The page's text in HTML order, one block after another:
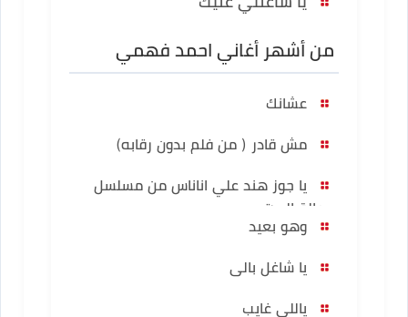
من أشهر أغاني احمد فهمي
عشانك
مش قادر ( من فلم بدون رقابه)
يا جوز هند علي اناناس من مسلسل
رجالة البيت
وهو بعيد
يا شاغل بالى
ياللي غايب